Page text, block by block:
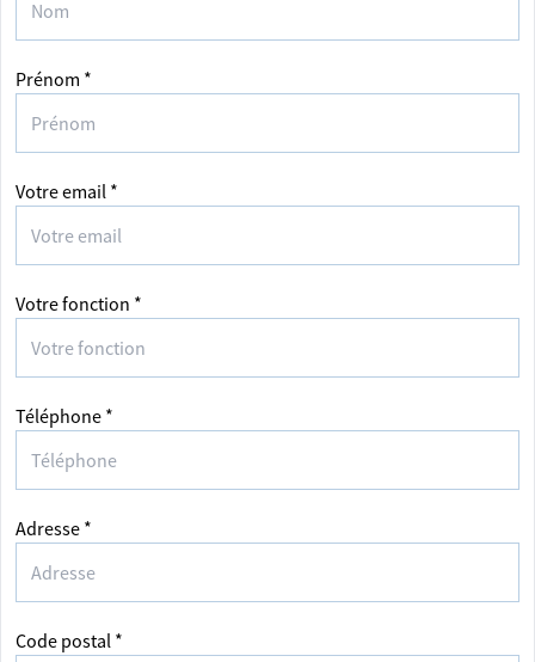
Prénom *
Votre email *
Votre fonction *
Téléphone *
Adresse *
Code postal *